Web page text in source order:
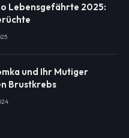
Lebensgefährte 2025:
und Ihr Mutiger
Brustkrebs